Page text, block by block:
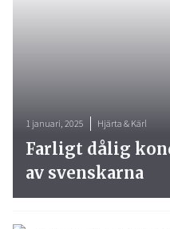
1 januari, 2025 Hjärta & Kärl
Farligt dålig
av svenskarna